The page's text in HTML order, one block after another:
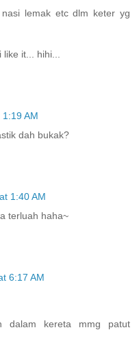
lemak etc dlm keter yg
it... hihi...
AM
dah bukak?
1:40 AM
terluah haha~
6:17 AM
dalam kereta mmg patut